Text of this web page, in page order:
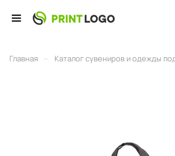
Главная Каталог сувениров и одежды